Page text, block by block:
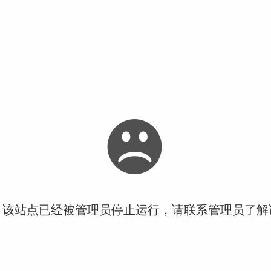
站点已经被管理员停止运行，请联系管理员了